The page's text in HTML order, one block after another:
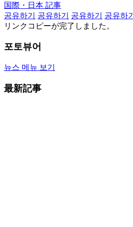
国際・日本 記事
공유하기
공유하기 공유하기 공유하기
リンクコピーが完了しました。
포토뷰어
뉴스 메뉴 보기
最新記事